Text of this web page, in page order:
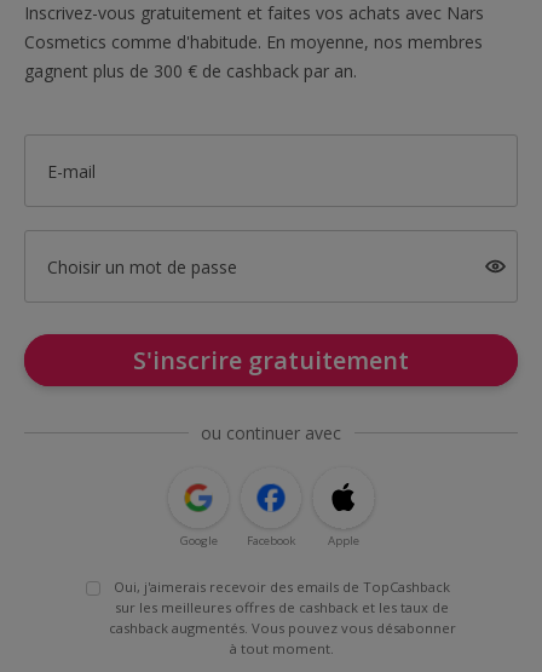
Inscrivez-vous gratuitement et faites vos achats avec Nars
Cosmetics comme d'habitude. En moyenne, nos membres
gagnent plus de 300 € de cashback par an.
E-mail
Choisir un mot de passe
S'inscrire gratuitement
ou continuer avec
Google Facebook Apple
Oui, j'aimerais recevoir des emails de TopCashback
sur les meilleures offres de cashback et les taux de
cashback augmentés. Vous pouvez vous désabonner
à tout moment.